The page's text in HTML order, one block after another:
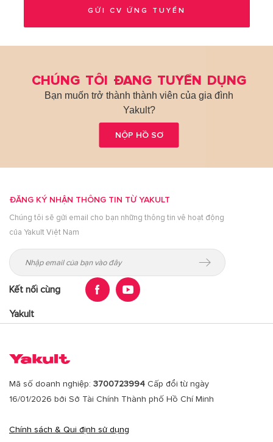
CHÚNG TÔI ĐANG TUYỂN DỤNG
Bạn muốn trở thành thành viên của gia đình
Yakult?
NỘP HỒ SƠ
ĐĂNG KÝ NHẬN THÔNG TIN TỪ YAKULT
Chúng tôi sẽ gửi email cho bạn những thông tin vê hoạt động
của Yakult Việt Nam
Kết nối cùng
Yakult
Mã số doanh nghiệp: 3700723994 Cấp đổi từ ngày
16/01/2026 bởi Sở Tài Chính Thành phố Hồ Chí Minh
Chính sách & Qui định sử dụng